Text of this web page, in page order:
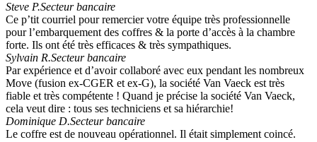
Steve P.Secteur bancaire
Ce p’tit courriel pour remercier votre équipe très professionnelle
pour l’embarquement des coffres & la porte d’accès à la chambre
forte. Ils ont été très efficaces & très sympathiques.
Sylvain R.Secteur bancaire
Par expérience et d’avoir collaboré avec eux pendant les nombreux
Move (fusion ex-CGER et ex-G), la société Van Vaeck est très
fiable et très compétente ! Quand je précise la société Van Vaeck,
cela veut dire : tous ses techniciens et sa hiérarchie!
Dominique D.Secteur bancaire
Le coffre est de nouveau opérationnel. Il était simplement coincé.